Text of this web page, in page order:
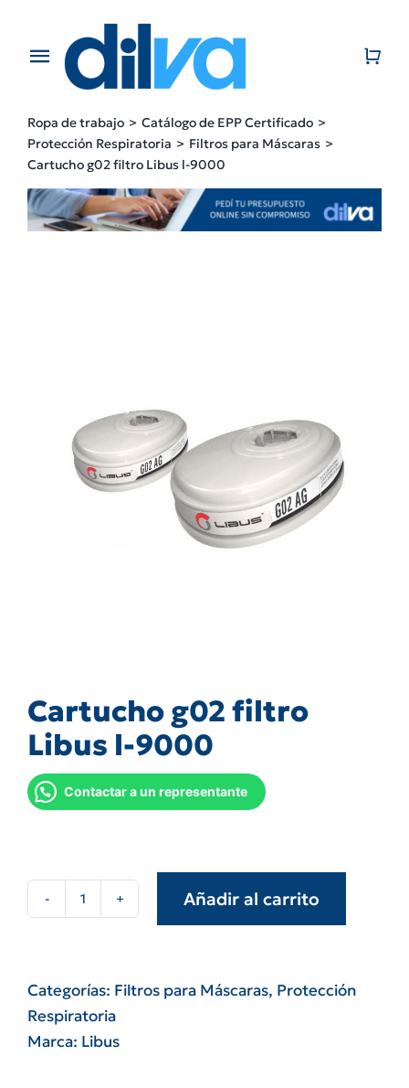
contentToggle
EMPRESA
PRODUCTOS
Ropa de trabajo
Catálogo de EPP Certificado
Protección Respiratoria
Filtros para Máscaras
Cartucho g02 filtro Libus l-9000
Cartucho g02 filtro
Libus l-9000
Contactar a un representante
Cartucho
Libus
l-
9000
Añadir al carrito
Categorías: Filtros para Máscaras, Protección
Respiratoria
Marca: Libus